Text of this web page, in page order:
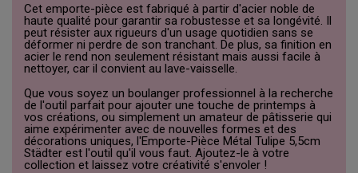
Cet emporte-pièce est fabriqué à partir d'acier noble de
haute qualité pour garantir sa robustesse et sa longévité. Il
peut résister aux rigueurs d'un usage quotidien sans se
déformer ni perdre de son tranchant. De plus, sa finition en
acier le rend non seulement résistant mais aussi facile à
nettoyer, car il convient au lave-vaisselle.
Que vous soyez un boulanger professionnel à la recherche
de l'outil parfait pour ajouter une touche de printemps à
vos créations, ou simplement un amateur de pâtisserie qui
aime expérimenter avec de nouvelles formes et des
décorations uniques, l'Emporte-Pièce Métal Tulipe 5,5cm
Städter est l'outil qu'il vous faut. Ajoutez-le à votre
collection et laissez votre créativité s'envoler !